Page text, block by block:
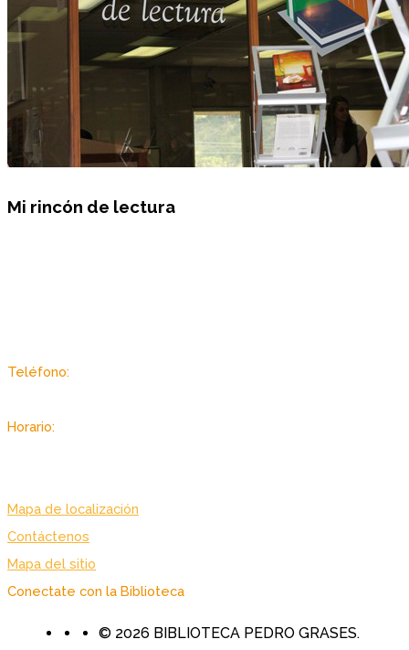
Mi rincón de lectura
Teléfono:
Horario:
Mapa de localización
Contáctenos
Mapa del sitio
Conectate con la Biblioteca
© 2026 BIBLIOTECA PEDRO GRASES.